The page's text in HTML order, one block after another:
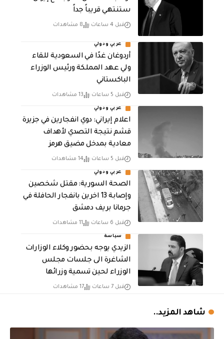
ستنتهي قريباً جداً
قبل 4 ساعات 8 مشاهدات
عربي ودولي
أردوغان غدًا في السعودية للقاء
ولي عهد المملكة ورئيس الوزراء
الباكستاني
قبل 5 ساعات 13 مشاهدات
عربي ودولي
اعلام إيراني: دوي انفجارين في جزيرة
قشم نتيجة التصدي لأهداف
معادية بمدخل مضيق هرمز
قبل 5 ساعات 14 مشاهدات
عربي ودولي
الصحة السورية: مقتل شخصين
وإصابة 13 اخرين بانفجار الحافلة في
جرمانا بريف دمشق
قبل 6 ساعات 11 مشاهدات
سياسة
الزيدي يوجه بحضور وكلاء الوزارات
الشاغرة الى جلسات مجلس
الوزراء لحين تسمية وزرائها
قبل 7 ساعات 17 مشاهدات
شاهد المزيد..